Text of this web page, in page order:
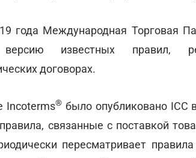
года Международная Торговая
версию известных правил,
договорах.
Incoterms®было опубликовано IСС
связанные с поставкой
пересматривает